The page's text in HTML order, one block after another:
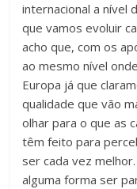
internacional a nível
que vamos evoluir
acho que, com os
ao mesmo nível
Europa já que
qualidade que vão
olhar para o que as
têm feito para
ser cada vez
alguma forma ser